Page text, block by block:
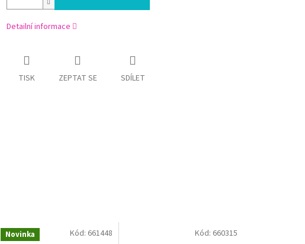
Detailní informace
TISK ZEPTAT SE SDÍLET
Novinka Kód: 661448 Kód: 660315